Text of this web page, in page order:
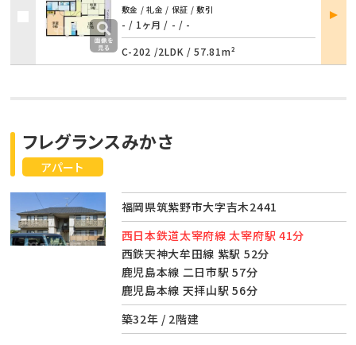
敷金 / 礼金 / 保証 / 敷引
- / 1ヶ月 / - / -
C-202 /2LDK /57.81m²
部屋
詳細
アパート
フレグランスみかさ
福岡県筑紫野市大字吉木2441
西日本鉄道太宰府線 太宰府駅 41分
西鉄天神大牟田線 紫駅 52分
鹿児島本線 二日市駅 57分
鹿児島本線 天拝山駅 56分
築32年 / 2階建